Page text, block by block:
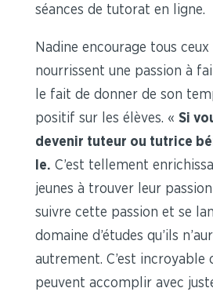
séances de tutorat en ligne.
Nadine encourage tous
nourrissent une passion à
le fait de donner de son
positif sur les élèves. « Si
devenir tuteur ou tutrice
le. C’est tellement
jeunes à trouver leur
suivre cette passion et se
domaine d’études qu’ils
autrement. C’est incroyable
peuvent accomplir avec